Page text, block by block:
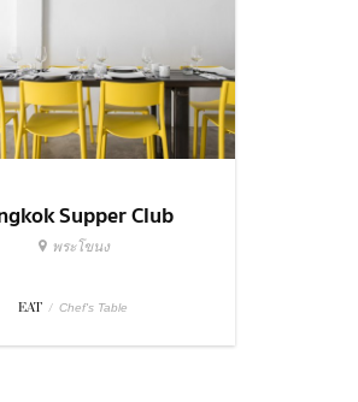
Supper Club
พระโขนง
EAT / Chef's Table